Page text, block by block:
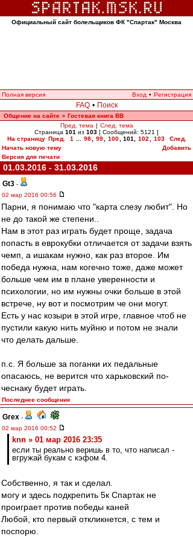
Официальный сайт болельщиков ФК "Спартак" Москва
Полная версия Вход • Регистрация
FAQ • Поиск
Общение на сайте » Гостевая книга ВВ
Пред. тема | След. тема
Страница 101 из 103 [ Сообщений: 5121 ]
На страницу Пред. 1 98 99 100 101 102 103
След.
Начать новую тему
Добавить
Версия для печати
01.03.2016 - 31.03.2016
Gt3 -
02 мар 2016 00:56
Парни, я понимаю что "карта слезу любит". Но
не до такой же степени..
Нам в этот раз играть будет проще, задача
попасть в еврокубки отличается от задачи взять
чемп, а ишакам нужно, как раз второе. Им
победа нужна, нам когечно тоже, даже может
больше чем им в плане уверенности и
психологии, но им нужны очки больше в этой
встрече, ну вот и посмотрим че они могут.
Есть у нас козыри в этой игре, главное чтоб не
пустили какую нить муйню и потом не знали
что делать дальше.
п.с. Я больше за поганки их педальные
опасаюсь, не верится что харьковский по-
чеснаку будет играть.
Последнее сообщение
Grex -
02 мар 2016 00:52
knn » 01 мар 2016 23:35
если ты реально веришь в то, что написал -
вгружай букам с кэфом 4.
Собственно, я так и сделал.
могу и здесь подкрепить 5к Спартак не
проиграет против победы каней
Любой, кто первый откликнется, с тем и
поспорю.